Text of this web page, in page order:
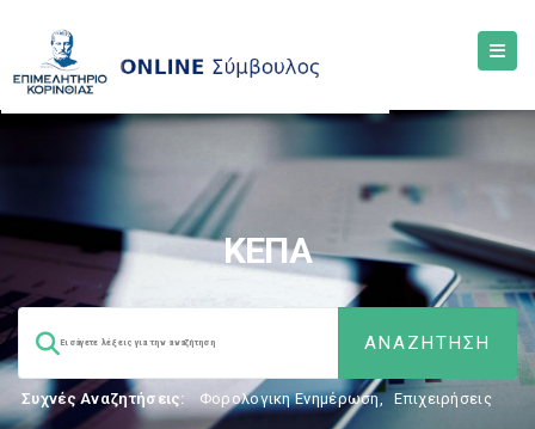
ΚΕΠΑ
Συχνές Αναζητήσεις: Φορολογικη Ενημέρωση, Επιχειρήσεις